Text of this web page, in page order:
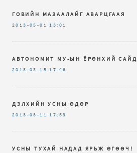
ГОВИЙН МАЗААЛАЙГ АВАРЦГААЯ
2013-05-01 13:01
АВТОНОМИТ МУ-ЫН ЁРӨНХИЙ САЙД
2013-03-15 17:46
ДЭЛХИЙН УСНЫ ӨДӨР
2013-03-11 17:53
УСНЫ ТУХАЙ НАДАД ЯРЬЖ ӨГӨӨЧ!